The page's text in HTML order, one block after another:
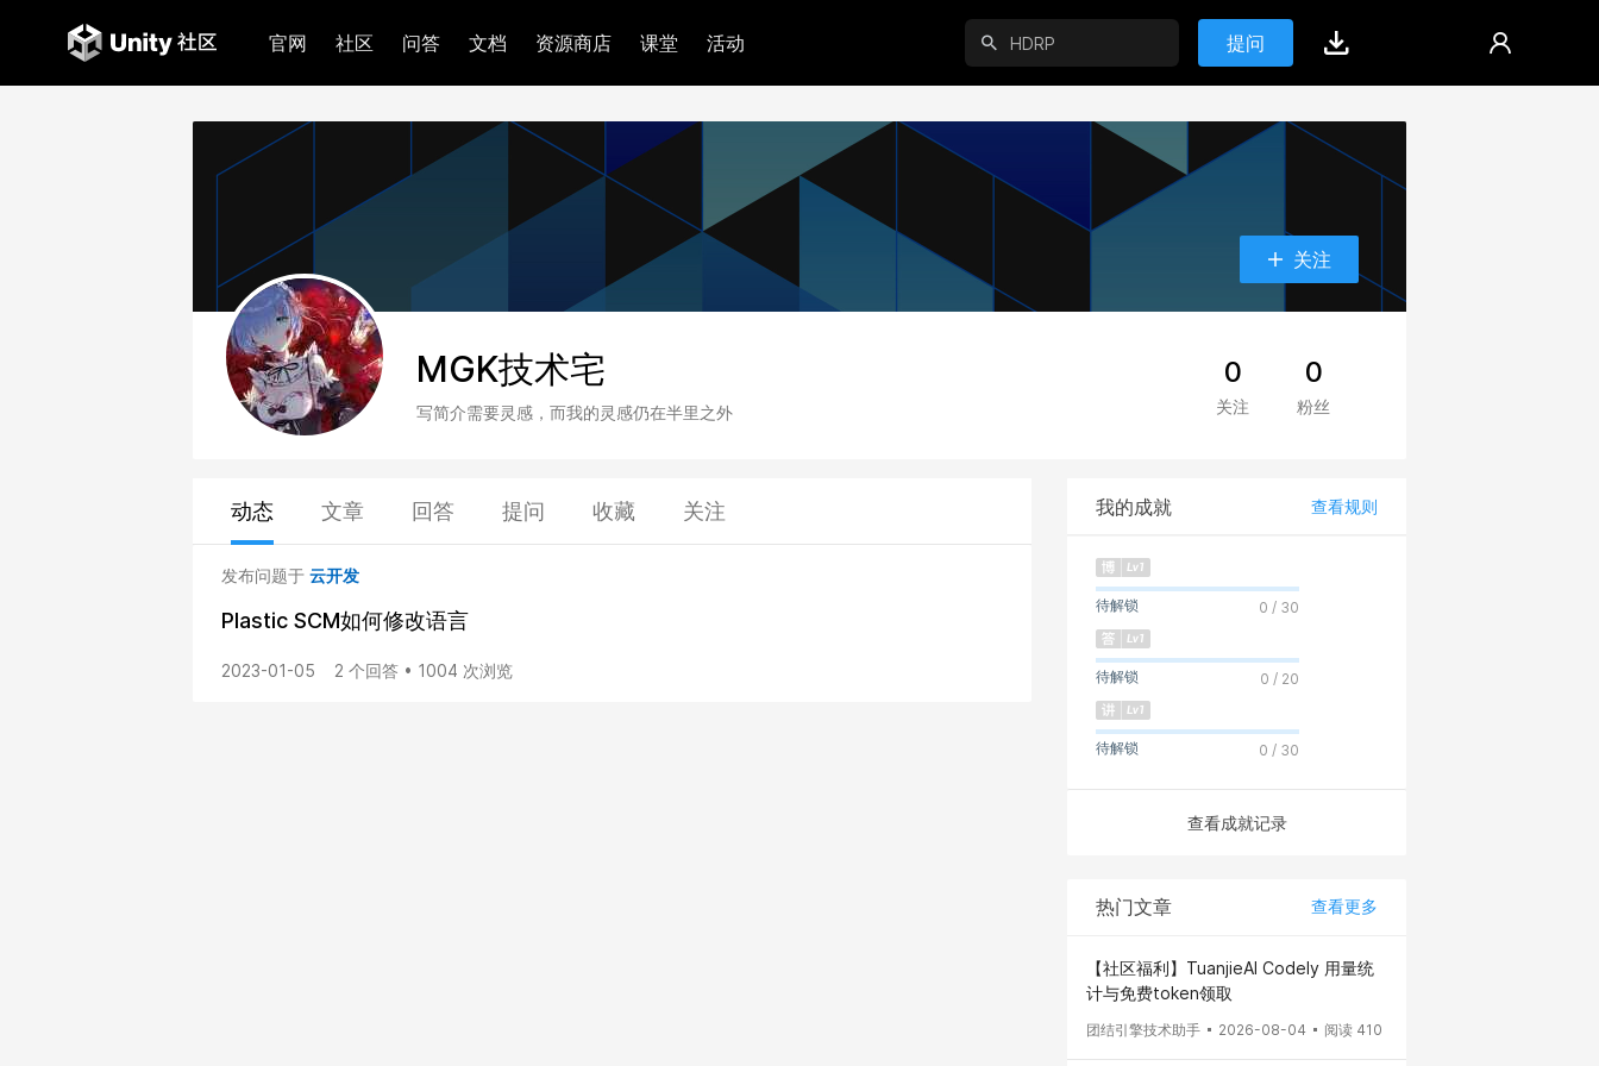
官网 社区 问答 文档 资源商店 课堂 活动 提问
关注
MGK技术宅
写简介需要灵感，而我的灵感仍在半里之外
0
关注
0
粉丝
动态 文章 回答 提问 收藏 关注
发布问题于 云开发
Plastic SCM如何修改语言
2023-01-05 2 个回答 • 1004 次浏览
我的成就 查看规则
待解锁 0 / 30
待解锁 0 / 20
待解锁 0 / 30
查看成就记录
热门文章 查看更多
【社区福利】TuanjieAI Codely 用量统
计与免费token领取
团结引擎技术助手 2026-08-04 阅读 410